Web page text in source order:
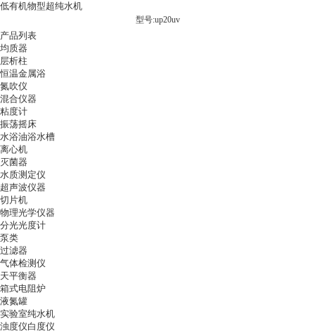
低有机物型超纯水机
型号:up20uv
产品列表
均质器
层析柱
恒温金属浴
氮吹仪
混合仪器
粘度计
振荡摇床
水浴油浴水槽
离心机
灭菌器
水质测定仪
超声波仪器
切片机
物理光学仪器
分光光度计
泵类
过滤器
气体检测仪
天平衡器
箱式电阻炉
液氮罐
实验室纯水机
浊度仪白度仪